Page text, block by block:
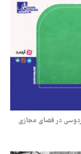
در فضای مجازی